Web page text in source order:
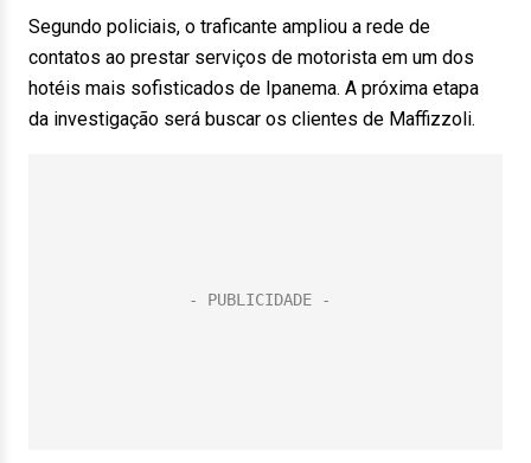
Segundo policiais, o traficante ampliou a rede de
contatos ao prestar serviços de motorista em um dos
hotéis mais sofisticados de Ipanema. A próxima etapa
da investigação será buscar os clientes de Maffizzoli.